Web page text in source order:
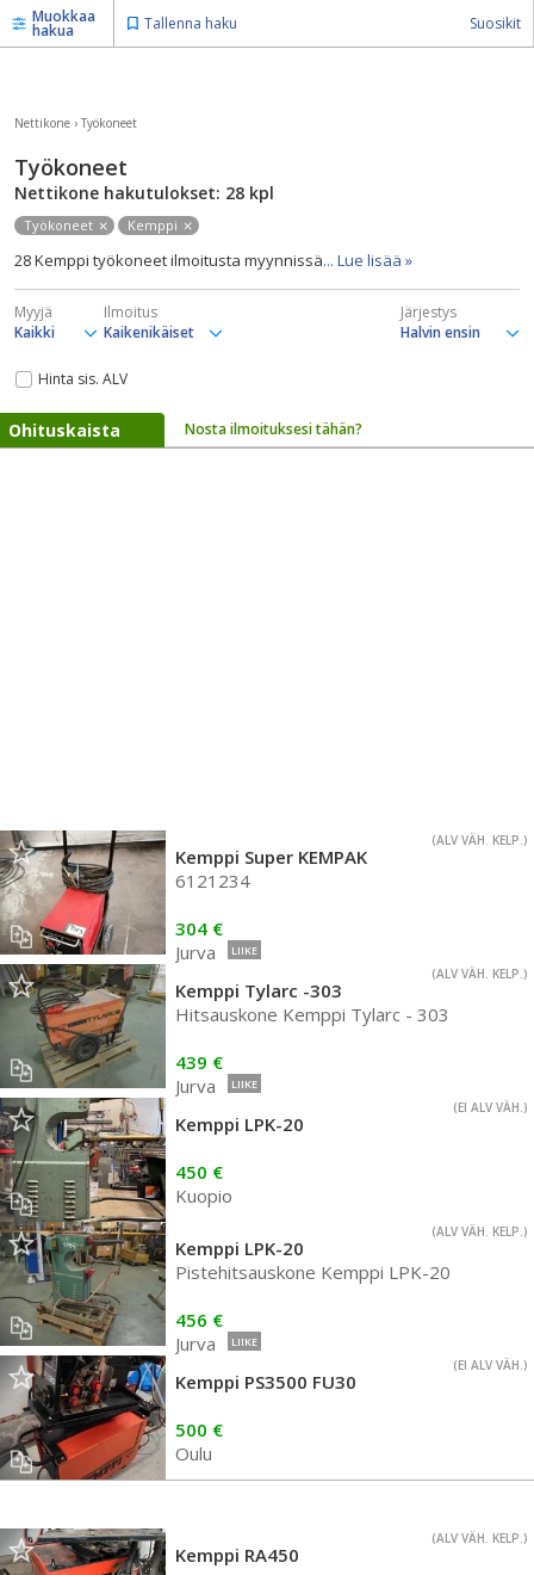
Muokkaa
hakua Tallenna haku Suosikit
Nettikone › Työkoneet
Työkoneet
Nettikone hakutulokset: 28 kpl
Työkoneet Kemppi
28 Kemppi työkoneet ilmoitusta myynnissä... Lue lisää »
Myyjä Ilmoitus Järjestys
Hinta sis. ALV
Ohituskaista Nosta ilmoituksesi tähän?
(ALV VÄH. KELP.)
Kemppi Super KEMPAK
6121234
304 €
Jurva
LIIKE
(ALV VÄH. KELP.)
Kemppi Tylarc -303
Hitsauskone Kemppi Tylarc - 303
439 €
Jurva
LIIKE
(EI ALV VÄH.)
Kemppi LPK-20
450 €
Kuopio
(ALV VÄH. KELP.)
Kemppi LPK-20
Pistehitsauskone Kemppi LPK-20
456 €
Jurva
LIIKE
(EI ALV VÄH.)
Kemppi PS3500 FU30
500 €
Oulu
(ALV VÄH. KELP.)
Kemppi RA450